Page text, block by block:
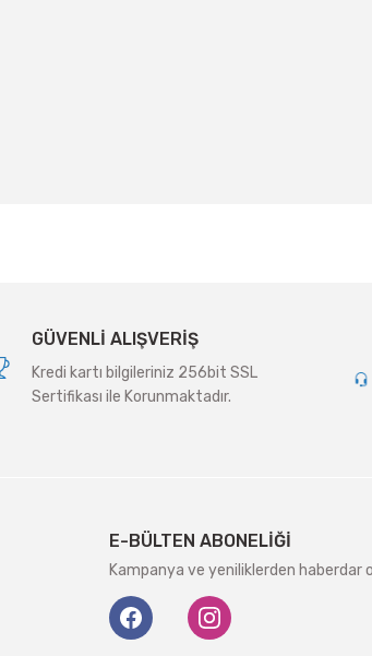
GÜVENLİ ALIŞVERİŞ
Kredi kartı bilgileriniz 256bit SSL
Sertifikası ile Korunmaktadır.
E-BÜLTEN ABONELİĞİ
Kampanya ve yeniliklerden